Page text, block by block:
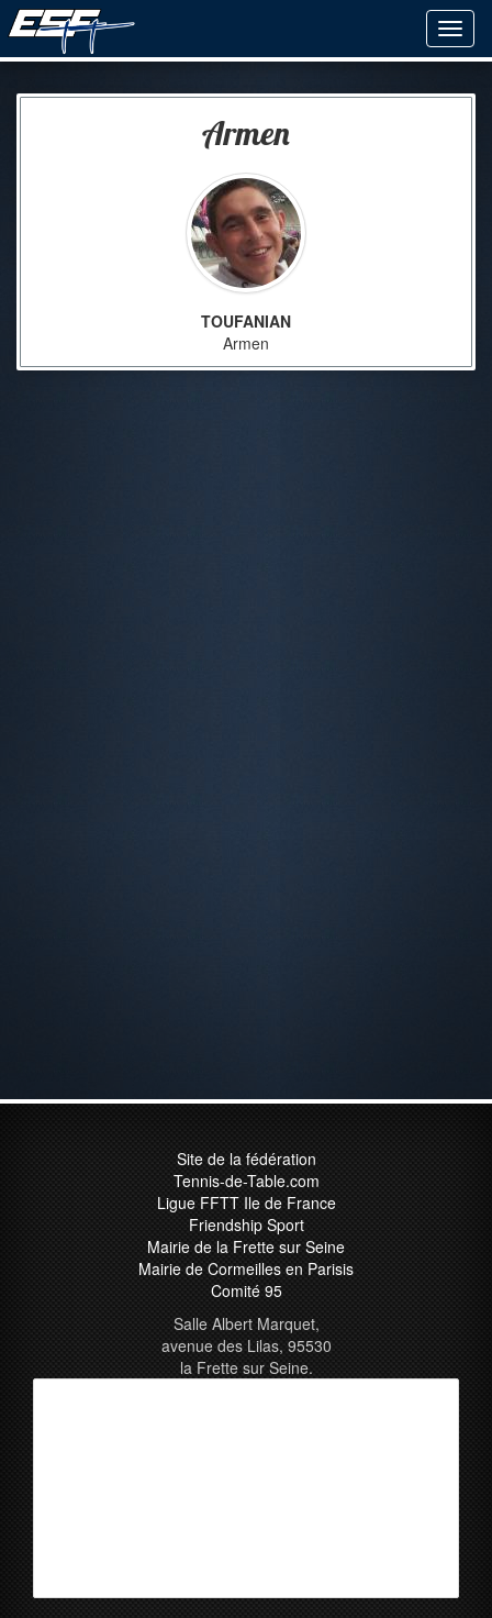
Armen
TOUFANIAN
Armen
Site de la fédération
Tennis-de-Table.com
Ligue FFTT Ile de France
Friendship Sport
Mairie de la Frette sur Seine
Mairie de Cormeilles en Parisis
Comité 95
Salle Albert Marquet,
avenue des Lilas, 95530
la Frette sur Seine.